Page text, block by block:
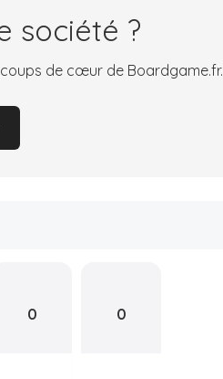
société ?
de cœur de Boardgame.fr.
0 0